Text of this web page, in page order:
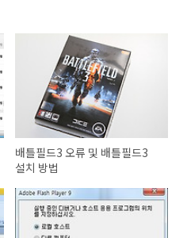
배틀필드3 오류 및 배틀필드3
설치 방법